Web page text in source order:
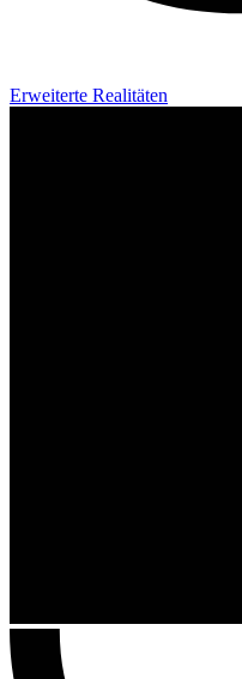
Erweiterte Realitäten